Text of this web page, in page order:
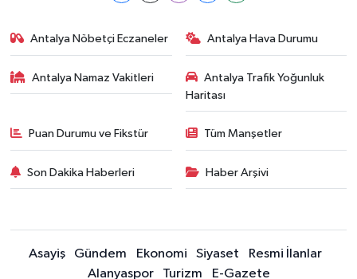
Antalya Nöbetçi Eczaneler Antalya Hava Durumu
Antalya Namaz Vakitleri
Antalya Trafik Yoğunluk
Haritası
Puan Durumu ve Fikstür Tüm Manşetler
Son Dakika Haberleri Haber Arşivi
Asayiş Gündem Ekonomi Siyaset
Resmi İlanlar
Alanyaspor
Turizm E-Gazete